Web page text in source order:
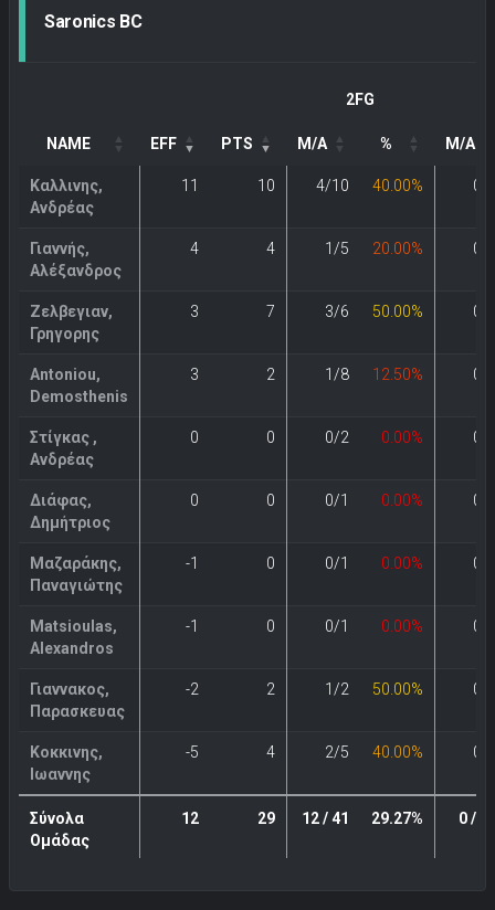
Saronics BC
2FG
NAME EFF PTS M/A % M/A
Καλλινης,
Ανδρέας
11 10 4/10 40.00% 0/
Γιαννής,
Αλέξανδρος
4 4 1/5 20.00% 0/
Ζελβεγιαν,
Γρηγορης
3 7 3/6 50.00% 0/
Antoniou,
Demosthenis
3 2 1/8 12.50% 0/
Στίγκας ,
Ανδρέας
0 0 0/2 0.00% 0/
Διάφας,
Δημήτριος
0 0 0/1 0.00% 0/
Μαζαράκης,
Παναγιώτης
-1 0 0/1 0.00% 0/
Matsioulas,
Alexandros
-1 0 0/1 0.00% 0/
Γιαννακος,
Παρασκευας
-2 2 1/2 50.00% 0/
Κοκκινης,
Ιωαννης
-5 4 2/5 40.00% 0/
Σύνολα
Ομάδας
12 29 12 / 41 29.27% 0 /